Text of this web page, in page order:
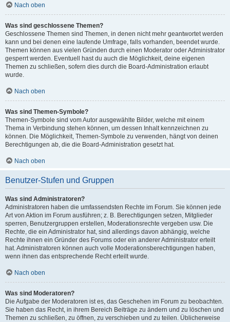
Nach oben
Was sind geschlossene Themen?
Geschlossene Themen sind Themen, in denen nicht mehr geantwortet werden
kann und bei denen eine laufende Umfrage, falls vorhanden, beendet wurde.
Themen können aus vielen Gründen durch einen Moderator oder Administrator
gesperrt werden. Eventuell hast du auch die Möglichkeit, deine eigenen
Themen zu schließen, sofern dies durch die Board-Administration erlaubt
wurde.
Nach oben
Was sind Themen-Symbole?
Themen-Symbole sind vom Autor ausgewählte Bilder, welche mit einem
Thema in Verbindung stehen können, um dessen Inhalt kennzeichnen zu
können. Die Möglichkeit, Themen-Symbole zu verwenden, hängt von deinen
Berechtigungen ab, die die Board-Administration gesetzt hat.
Nach oben
Benutzer-Stufen und Gruppen
Was sind Administratoren?
Administratoren haben die umfassendsten Rechte im Forum. Sie können jede
Art von Aktion im Forum ausführen; z. B. Berechtigungen setzen, Mitglieder
sperren, Benutzergruppen erstellen, Moderationsrechte vergeben usw. Die
Rechte, die ein Administrator hat, sind allerdings davon abhängig, welche
Rechte ihnen ein Gründer des Forums oder ein anderer Administrator erteilt
hat. Administratoren können auch volle Moderationsberechtigungen haben,
wenn ihnen das entsprechende Recht erteilt wurde.
Nach oben
Was sind Moderatoren?
Die Aufgabe der Moderatoren ist es, das Geschehen im Forum zu beobachten.
Sie haben das Recht, in ihrem Bereich Beiträge zu ändern und zu löschen und
Themen zu schließen, zu öffnen, zu verschieben und zu teilen. Üblicherweise